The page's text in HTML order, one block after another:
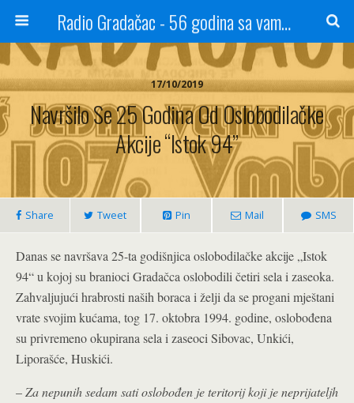
Radio Gradačac - 56 godina sa vama...
17/10/2019
Navršilo Se 25 Godina Od Oslobodilačke
Akcije “Istok 94”
Share Tweet Pin Mail SMS
Danas se navršava 25-ta godišnjica oslobodilačke akcije „Istok
94“ u kojoj su branioci Gradačca oslobodili četiri sela i zaseoka.
Zahvaljujući hrabrosti naših boraca i želji da se progani mještani
vrate svojim kućama, tog 17. oktobra 1994. godine, oslobođena
su privremeno okupirana sela i zaseoci Sibovac, Unkići,
Liporašće, Huskići.
–Za nepunih sedam sati oslobođen je teritorij koji je neprijateljh